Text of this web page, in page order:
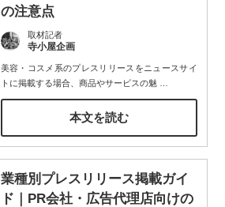
の注意点
取材記者
寺小屋企画
美容・コスメ系のプレスリリースをニュースサイ
トに掲載する場合、商品やサービスの魅
本文を読む
業種別プレスリリース掲載ガイ
ド｜PR会社・広告代理店向けの